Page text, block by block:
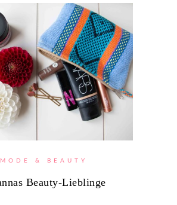
MODE & BEAUTY
Beauty-Lieblinge